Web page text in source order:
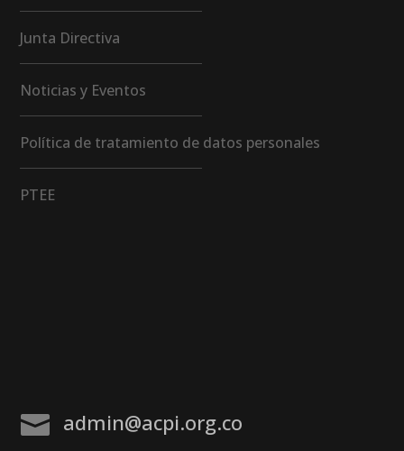
Junta Directiva
Noticias y Eventos
Política de tratamiento de datos personales
PTEE
 admin@acpi.org.co